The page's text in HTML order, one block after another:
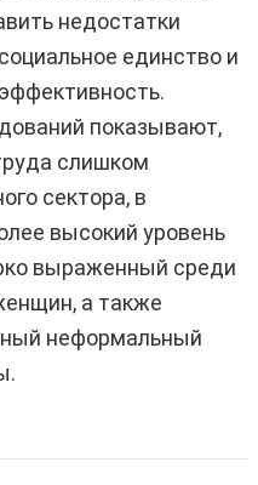
недостатки
единство и
показывают,
слишком
сектора, в
высокий уровень
выраженный среди
а также
неформальный